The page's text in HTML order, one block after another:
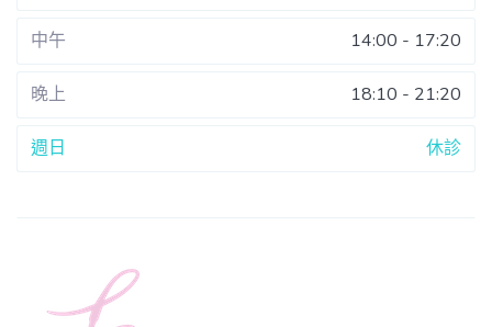
中午 14:00 - 17:20
晚上 18:10 - 21:20
週日 休診